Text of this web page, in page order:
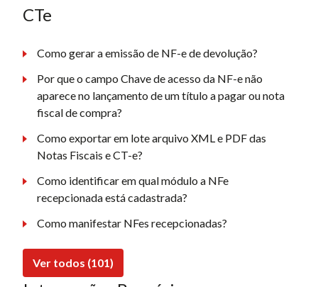
CTe
Como gerar a emissão de NF-e de devolução?
Por que o campo Chave de acesso da NF-e não
aparece no lançamento de um título a pagar ou nota
fiscal de compra?
Como exportar em lote arquivo XML e PDF das
Notas Fiscais e CT-e?
Como identificar em qual módulo a NFe
recepcionada está cadastrada?
Como manifestar NFes recepcionadas?
Ver todos (101)